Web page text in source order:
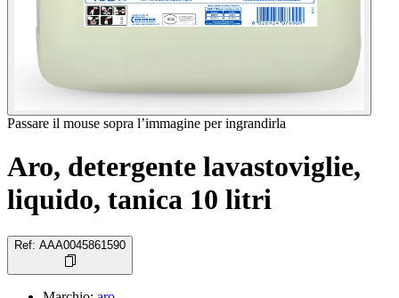
Passare il mouse sopra l’immagine per ingrandirla
Aro, detergente lavastoviglie,
liquido, tanica 10 litri
Ref: AAA0045861590